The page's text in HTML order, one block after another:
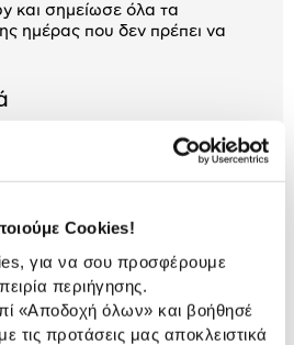
Cookies!
για να σου προσφέρουμε
περιήγησης.
«Αποδοχή όλων» και βοήθησέ
προτάσεις μας αποκλειστικά
και σημείωσε όλα τα
ημέρας που δεν πρέπει να
Κλασικό / Σχολικό